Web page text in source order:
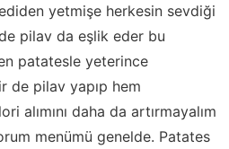
yetmişe herkesin sevdiği
pilav da eşlik eder bu
patatesle yeterince
de pilav yapıp hem
alımını daha da artırmayalım
menümü genelde. Patates